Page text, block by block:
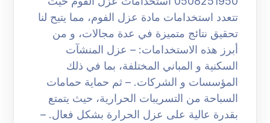
تتعدد استخدامات مادة عزل الفوم، مما يتيح لنا
تحقيق نتائج متميزة في عدة مجالات، و من
أبرز هذه الاستخدامات: – عزل المنشآت
السكنية و المباني المختلفة، بما في ذلك
المؤسسات و الشركات. – ثم حماية حمامات
السباحة من التسريبات الحرارية، حيث يتمتع
بقدرة عالية على عزل الحرارة بشكل فعال. –